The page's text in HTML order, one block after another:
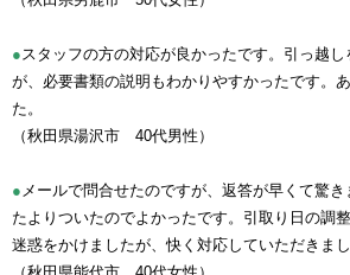
● スタッフの方の対応が良かったです。引っ越
が、必要書類の説明もわかりやすかったです。
た。
（秋田県湯沢市 40代男性）
● メールで問合せたのですが、返答が早くて驚
たよりついたのでよかったです。引取り日の調
迷惑をかけましたが、快く対応していただきまし
（秋田県能代市 40代女性）